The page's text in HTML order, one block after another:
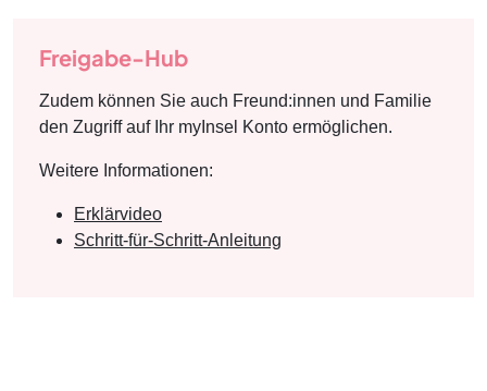
Freigabe-Hub
Zudem können Sie auch Freund:innen und Familie
den Zugriff auf Ihr myInsel Konto ermöglichen.
Weitere Informationen:
Erklärvideo
Schritt-für-Schritt-Anleitung